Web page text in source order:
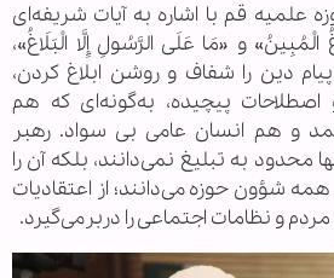
قم با اشاره به آیات شریفه‌ای
الْمُبِینُ» و «مَا عَلَی الرَّسُولِ إِلَّا الْبَلَاغُ»،
دین را شفاف و روشن ابلاغ کردن،
اصطلاحات پیچیده، به‌گونه‌ای که هم
و هم انسان عامی بی سواد. رهبر
محدود به تبلیغ نمی‌دانند، بلکه آن را
شؤون حوزه می‌دانند؛ از اعتقادیات
و نظامات اجتماعی را دربرمی‌گیرد.